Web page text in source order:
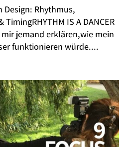
Design: Rhythmus,
TimingRHYTHM IS A DANCER
jemand erklären,wie mein
funktionieren würde....